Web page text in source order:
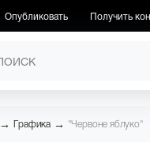
Опубликовать Получить
ПРОИЗВЕДЕНИЯ
→ Графика → "Червоне яблуко"